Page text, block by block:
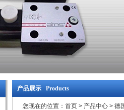
产品展示 Products
您现在的位置： 首页 > 产品中心 > 德